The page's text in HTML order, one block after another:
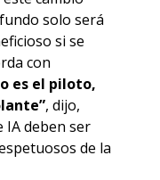
solo será
si se
con
es el piloto,
, dijo,
IA deben ser
de la